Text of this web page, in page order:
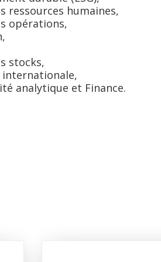
ressources humaines,
opérations,
stocks,
analytique et Finance.